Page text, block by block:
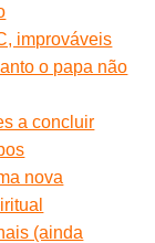
improváveis
o papa não
a concluir
nova
(ainda